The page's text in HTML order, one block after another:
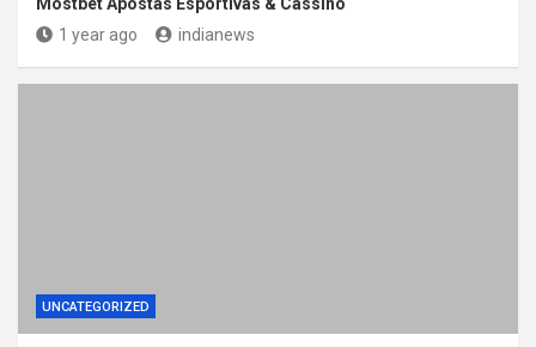
1 year ago
indianews
UNCATEGORIZED